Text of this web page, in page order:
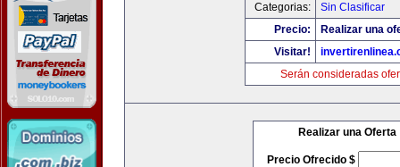
Categorias:
Sin Clasificar
Precio:
Realizar una
Visitar!
Serán consideradas
Realizar una Oferta
Precio Ofrecido $